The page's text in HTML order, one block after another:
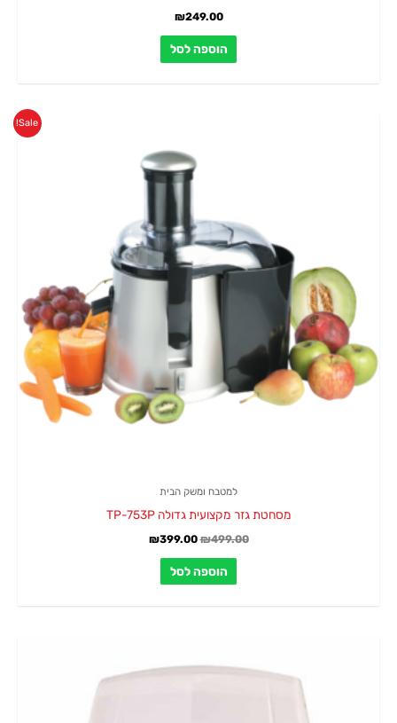
₪249.00
הוספה לסל
Sale!
למטבח ומשק הבית
מסחטת גזר מקצועית גדולה TP-753P
₪499.00
היה:
₪499.00.
₪399.00
₪399.00.
הוספה לסל